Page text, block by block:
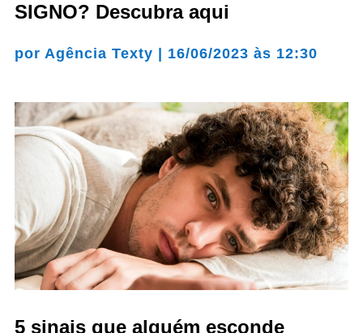
SIGNO? Descubra aqui
por Agência Texty 16/06/2023 às 12:30
5 sinais que alguém esconde